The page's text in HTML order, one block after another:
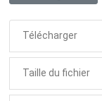
Télécharger
Taille du fichier